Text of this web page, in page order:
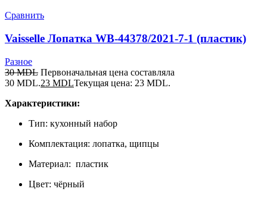
Сравнить
Vaisselle Лопатка WB-44378/2021-7-1 (пластик)
Разное
30MDL Первоначальная цена составляла
30 MDL.23 MDLТекущая цена: 23 MDL.
Характеристики:
Тип: кухонный набор
Комплектация: лопатка, щипцы
Материал: пластик
Цвет: чёрный